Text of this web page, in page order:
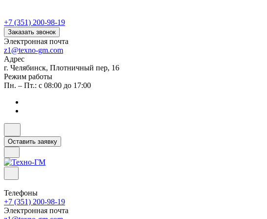
+7 (351) 200-98-19
Заказать звонок
Электронная почта
z1@texno-gm.com
Адрес
г. Челябинск, Плотничный пер, 16
Режим работы
Пн. – Пт.: с 08:00 до 17:00
Оставить заявку
Телефоны
+7 (351) 200-98-19
Электронная почта